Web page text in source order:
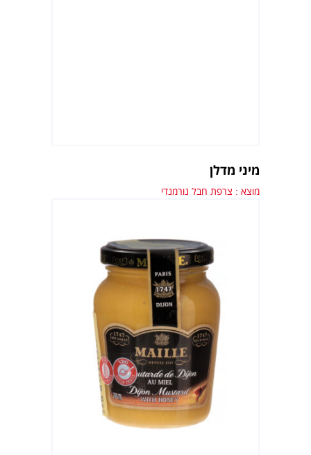
מיני מדלן
מוצא : צרפת חבל נורמנדי